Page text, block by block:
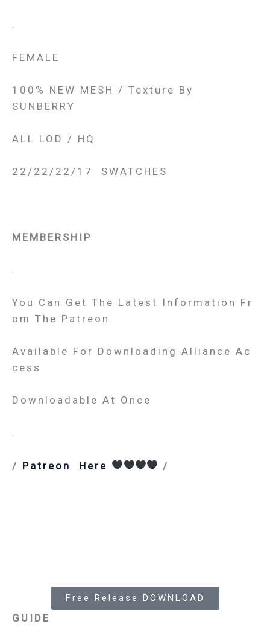
.
FEMALE
100% NEW MESH / Texture By
SUNBERRY
ALL LOD / HQ
22/22/22/17 SWATCHES
MEMBERSHIP
You Can Get The Latest Information Fr
Om The Patreon.
Available For Downloading Alliance Ac
Cess
Downloadable At Once
.
/ Patreon Here /
Free Release DOWNLOAD
GUIDE